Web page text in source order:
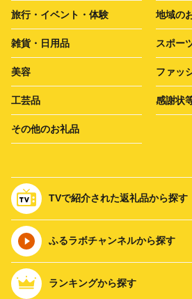
旅行・イベント・体験 地域の
雑貨・日用品 スポー
美容 ファッ
工芸品 感謝状
その他のお礼品
TVで紹介された返礼品から探す
ふるラボチャンネルから探す
ランキングから探す